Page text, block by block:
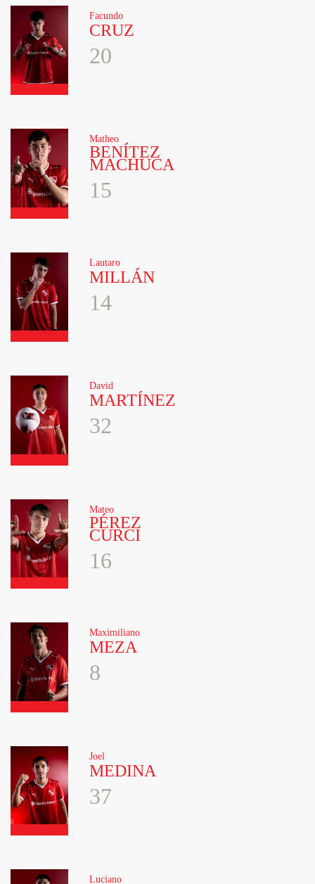
Facundo
CRUZ
20
Matheo
BENÍTEZ
MACHUCA
15
Lautaro
MILLÁN
14
David
MARTÍNEZ
32
Mateo
PÉREZ
CURCI
16
Maximiliano
MEZA
8
Joel
MEDINA
37
Luciano